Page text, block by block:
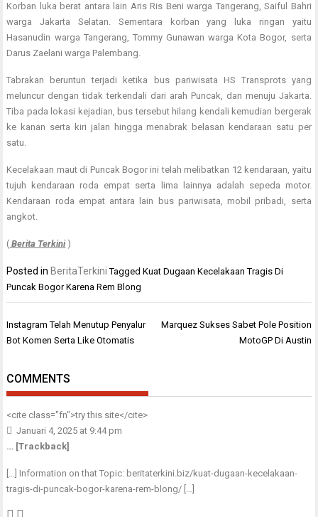
Korban luka berat antara lain Aris Ris Beni warga Tangerang, Saiful Bahri
warga Jakarta Selatan. Sementara korban yang luka ringan yaitu
Hasanudin warga Tangerang, Tommy Gunawan warga Kota Bogor, serta
Darus Zaelani warga Palembang.
Tabrakan beruntun terjadi ketika bus pariwisata HS Transprots yang
meluncur dengan tidak terkendali dari arah Puncak, dan menuju Jakarta.
Tiba pada lokasi kejadian, bus tersebut hilang kendali kemudian bergerak
ke kanan serta kiri jalan hingga menabrak belasan kendaraan satu per
satu.
Kecelakaan maut di Puncak Bogor ini telah melibatkan 12 kendaraan, yaitu
tujuh kendaraan roda empat serta lima lainnya adalah sepeda motor.
Kendaraan roda empat antara lain bus pariwisata, mobil pribadi, serta
angkot.
( Berita Terkini)
Posted in BeritaTerkini TaggedKuat Dugaan Kecelakaan Tragis Di
Puncak Bogor Karena Rem Blong
Navigasi
pos
Instagram Telah Menutup Penyalur
Bot Komen Serta Like Otomatis
Marquez Sukses Sabet Pole Position
MotoGP Di Austin
COMMENTS
<cite class="fn">try this site</cite>
Januari 4, 2025 at 9:44 pm
… [Trackback]
[…] Information on that Topic: beritaterkini.biz/kuat-dugaan-kecelakaan-
tragis-di-puncak-bogor-karena-rem-blong/ […]